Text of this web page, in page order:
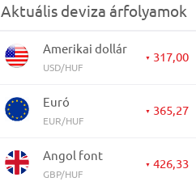
Aktuális deviza árfolyamok
Amerikai dollár
USD/HUF
▼ 317,00
Euró
EUR/HUF
▼ 365,27
Angol font
GBP/HUF
▼ 426,33